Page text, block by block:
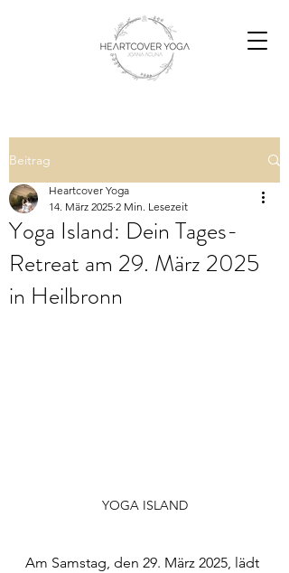
Beitrag
Yoga Island: Dein Tages-
Retreat am 29. März 2025
in Heilbronn
Heartcover Yoga
14. März 2025 2 Min. Lesezeit
YOGA ISLAND
Am Samstag, den 29. März 2025, lädt